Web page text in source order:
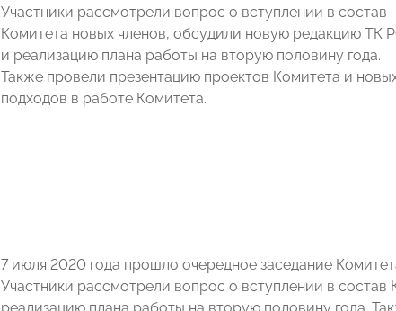
Участники рассмотрели вопрос о вступлении в состав
Комитета новых членов, обсудили новую редакцию ТК
и реализацию плана работы на вторую половину года.
Также провели презентацию проектов Комитета и
подходов в работе Комитета.
7 июля 2020 года прошло очередное заседание
Участники рассмотрели вопрос о вступлении в